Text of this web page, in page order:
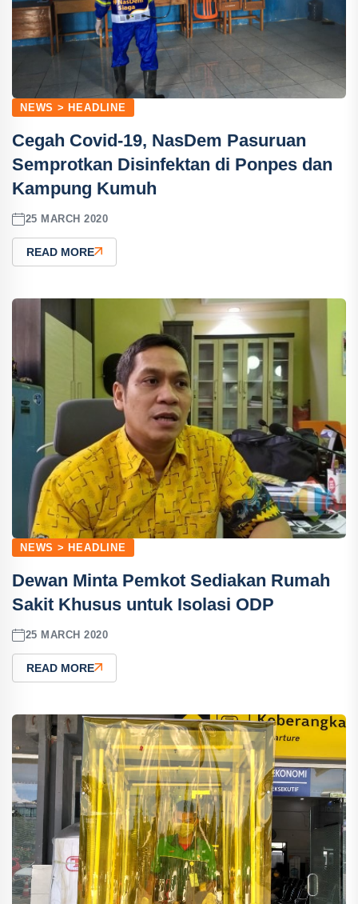
NEWS > HEADLINE
Cegah Covid-19, NasDem Pasuruan
Semprotkan Disinfektan di Ponpes dan
Kampung Kumuh
25 MARCH 2020
READ MORE
NEWS > HEADLINE
Dewan Minta Pemkot Sediakan Rumah
Sakit Khusus untuk Isolasi ODP
25 MARCH 2020
READ MORE